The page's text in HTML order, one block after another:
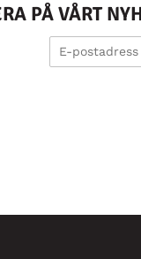
PÅ VÅRT